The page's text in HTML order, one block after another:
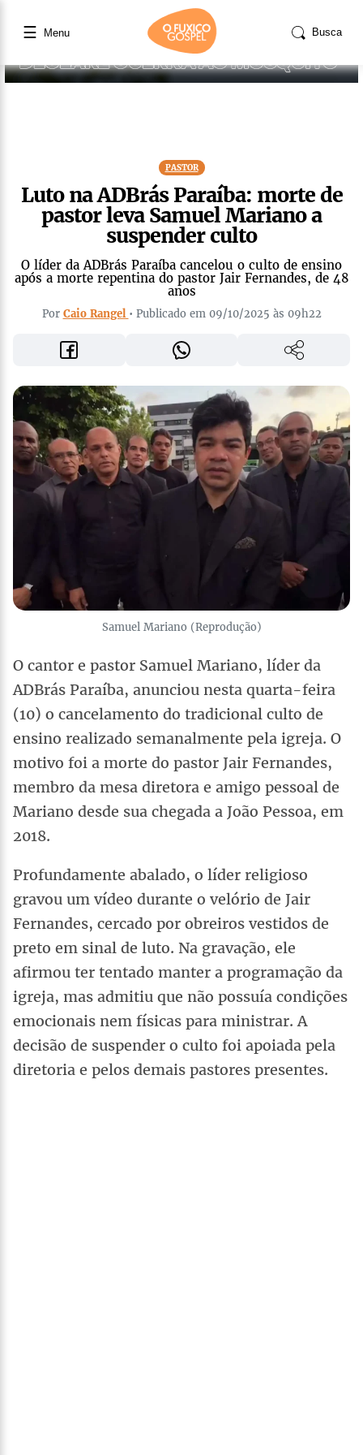
☰ Menu Busca
PASTOR
Luto na ADBrás Paraíba: morte de
pastor leva Samuel Mariano a
suspender culto
O líder da ADBrás Paraíba cancelou o culto de ensino
após a morte repentina do pastor Jair Fernandes, de 48
anos
Por Caio Rangel • Publicado em 09/10/2025 às 09h22
Samuel Mariano (Reprodução)
O cantor e pastor Samuel Mariano, líder da
ADBrás Paraíba, anunciou nesta quarta-feira
(10) o cancelamento do tradicional culto de
ensino realizado semanalmente pela igreja. O
motivo foi a morte do pastor Jair Fernandes,
membro da mesa diretora e amigo pessoal de
Mariano desde sua chegada a João Pessoa, em
2018.
Profundamente abalado, o líder religioso
gravou um vídeo durante o velório de Jair
Fernandes, cercado por obreiros vestidos de
preto em sinal de luto. Na gravação, ele
afirmou ter tentado manter a programação da
igreja, mas admitiu que não possuía condições
emocionais nem físicas para ministrar. A
decisão de suspender o culto foi apoiada pela
diretoria e pelos demais pastores presentes.